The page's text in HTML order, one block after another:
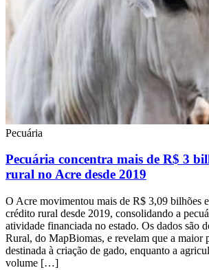
Pecuária
Pecuária concentra mais de R$ 3
rural no Acre desde 2019
O Acre movimentou mais de R$ 3,09 bilhões
crédito rural desde 2019, consolidando a
atividade financiada no estado. Os dados são
Rural, do MapBiomas, e revelam que a maior
destinada à criação de gado, enquanto a
volume […]